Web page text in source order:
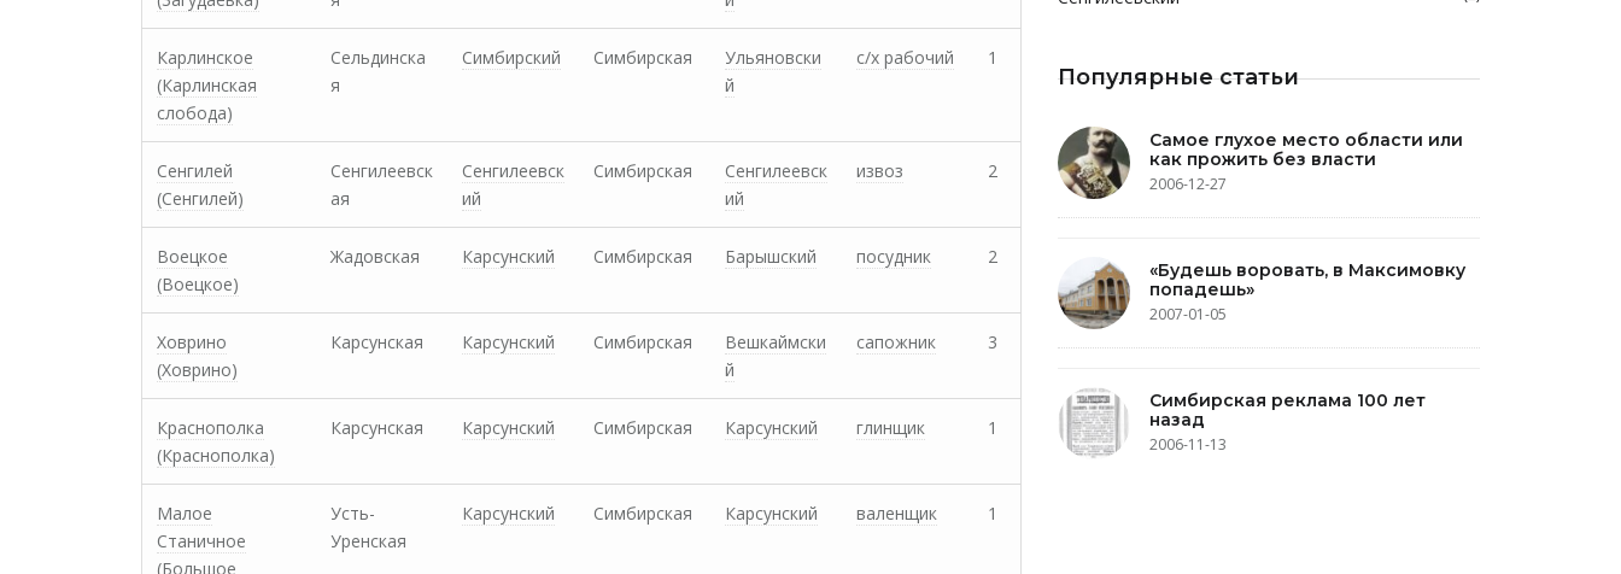
Карлинское
(Карлинская
слобода)
Сельдинска
я
Симбирский Симбирская
Ульяновски
й
с/х рабочий 1
Сенгилей
(Сенгилей)
Сенгилеевск
ая
Сенгилеевск
ий
Симбирская
Сенгилеевск
ий
извоз 2
Воецкое
(Воецкое)
Жадовская Карсунский Симбирская Барышский посудник 2
Ховрино
(Xоврино)
Карсунская Карсунский Симбирская
Вешкаймски
й
сапожник 3
Краснополка
(Краснополка)
Карсунская Карсунский Симбирская Карсунский глинщик 1
Малое
Станичное
(Большое
Усть-
Уренская
Карсунский Симбирская Карсунский валенщик 1
Популярные статьи
Самое глухое место области или
как прожить без власти
2006-12-27
«Будешь воровать, в Максимовку
попадешь»
2007-01-05
Симбирская реклама 100 лет
назад
2006-11-13